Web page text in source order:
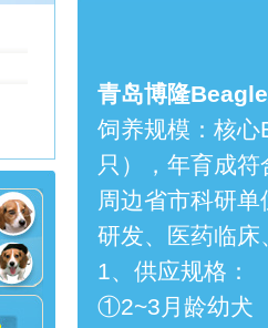
青岛博隆
饲养规模：核
只），年育成
周边省市科研
研发、医药临
1、供应规格：
①2~3月龄幼犬